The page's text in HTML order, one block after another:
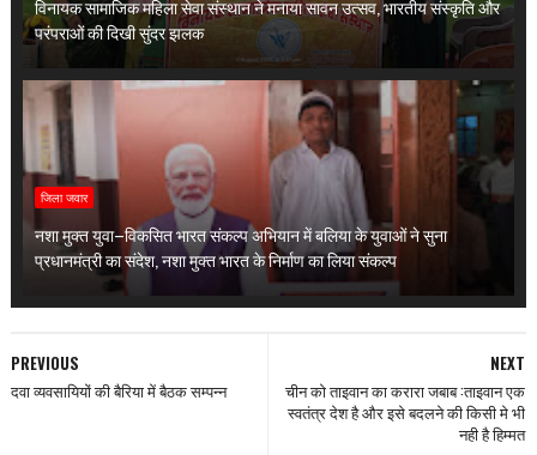
विनायक सामाजिक महिला सेवा संस्थान ने मनाया सावन उत्सव, भारतीय संस्कृति और
परंपराओं की दिखी सुंदर झलक
जिला जवार
नशा मुक्त युवा–विकसित भारत संकल्प अभियान में बलिया के युवाओं ने सुना
प्रधानमंत्री का संदेश, नशा मुक्त भारत के निर्माण का लिया संकल्प
NEXT
चीन को ताइवान का करारा जबाब :ताइवान एक
स्वतंत्र देश है और इसे बदलने की किसी मे भी
नही है हिम्मत
PREVIOUS
दवा व्यवसायियों की बैरिया में बैठक सम्पन्न